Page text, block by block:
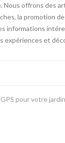
offrons des
la promotion
informations
expériences et
pour votre